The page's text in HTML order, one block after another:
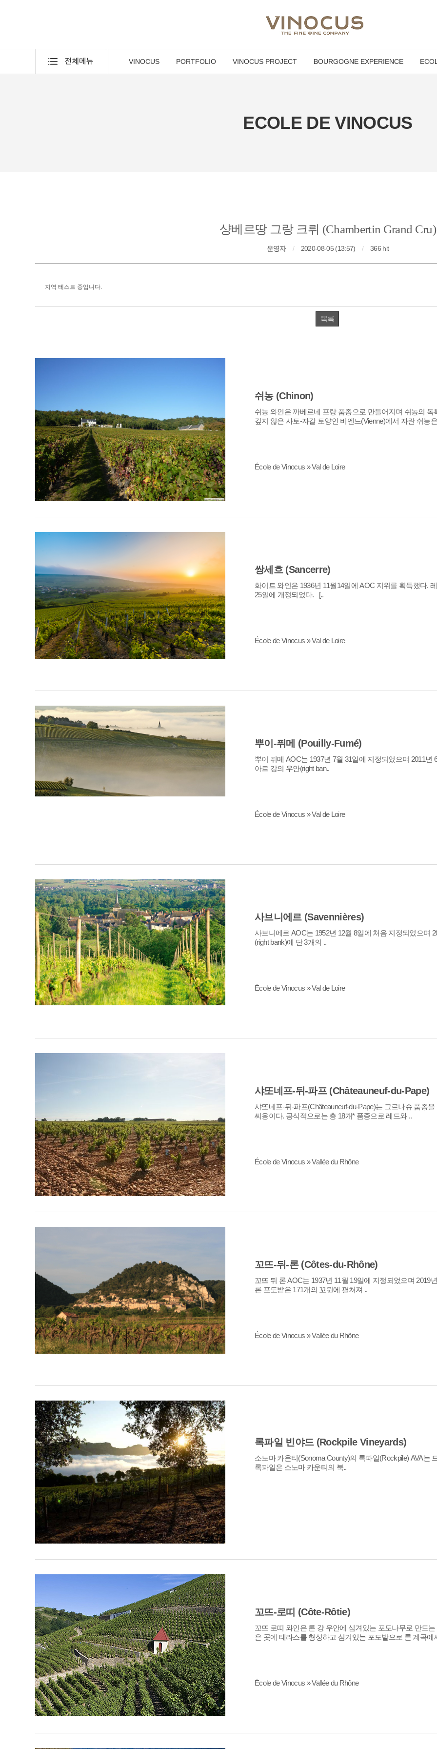
VINOCUS PORTFOLIO VINOCUS PROJECT BOURGOGNE EXPERIENCE
ECOLE DE VINOCUS
샹베르땅 그랑 크뤼 (Chambertin Grand Cru)
운영자 / 2020-08-05 (13:57) / 366 hit
지역 테스트 중입니다.
목록
쉬농 (Chinon)
깊지 않은 사토-자갈 토양인 비엔느(Vienne)에서 자란 쉬농
École de Vinocus » Val de Loire
쌍세흐 (Sancerre)
25일에 개정되었다. [..
École de Vinocus » Val de Loire
뿌이-퓌메 (Pouilly-Fumé)
아르 강의 우안(right ban..
École de Vinocus » Val de Loire
사브니에르 (Savennières)
(right bank)에 단 3개의 ..
École de Vinocus » Val de Loire
샤또네프-뒤-파프 (Châteauneuf-du-Pape)
씨옹이다. 공식적으로는 총 18개* 품종으로 레드와 ..
École de Vinocus » Vallée du Rhône
꼬뜨-뒤-론 (Côtes-du-Rhône)
론 포도밭은 171개의 꼬뮌에 펼쳐져 ..
École de Vinocus » Vallée du Rhône
록파일 빈야드 (Rockpile Vineyards)
록파일은 소노마 카운티의 북..
꼬뜨-로띠 (Côte-Rôtie)
은 곳에 테라스를 형성하고 심겨있는 포도밭으로 론 계곡에
École de Vinocus » Vallée du Rhône